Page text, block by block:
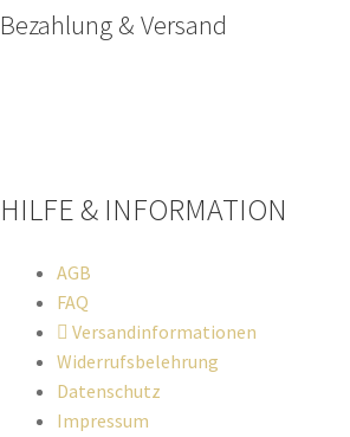
Bezahlung & Versand
HILFE & INFORMATION​
AGB
FAQ
Versandinformationen
Widerrufsbelehrung
Datenschutz
Impressum